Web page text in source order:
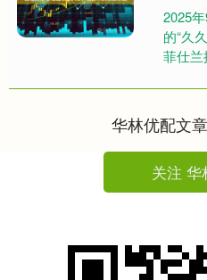
​2025
的“久
菲仕兰
华林优配文
关注 华